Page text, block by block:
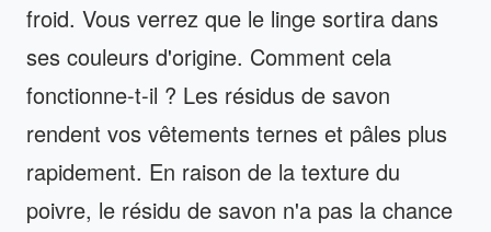
froid. Vous verrez que le linge sortira dans
ses couleurs d'origine. Comment cela
fonctionne-t-il ? Les résidus de savon
rendent vos vêtements ternes et pâles plus
rapidement. En raison de la texture du
poivre, le résidu de savon n'a pas la chance